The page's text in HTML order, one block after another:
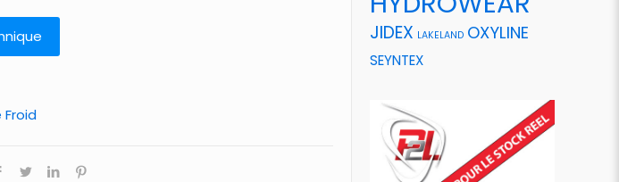
Froid
JIDEX LAKELAND OXYLINE
SEYNTEX